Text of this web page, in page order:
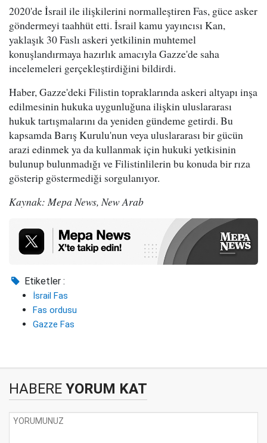
2020'de İsrail ile ilişkilerini normalleştiren Fas, güce asker
göndermeyi taahhüt etti. İsrail kamu yayıncısı Kan,
yaklaşık 30 Faslı askeri yetkilinin muhtemel
konuşlandırmaya hazırlık amacıyla Gazze'de saha
incelemeleri gerçekleştirdiğini bildirdi.
Haber, Gazze'deki Filistin topraklarında askeri altyapı inşa
edilmesinin hukuka uygunluğuna ilişkin uluslararası
hukuk tartışmalarını da yeniden gündeme getirdi. Bu
kapsamda Barış Kurulu'nun veya uluslararası bir gücün
arazi edinmek ya da kullanmak için hukuki yetkisinin
bulunup bulunmadığı ve Filistinlilerin bu konuda bir rıza
gösterip göstermediği sorgulanıyor.
Kaynak: Mepa News, New Arab
Etiketler :
İsrail Fas
Fas ordusu
Gazze Fas
HABERE YORUM KAT